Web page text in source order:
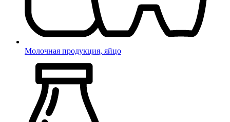
Молочная продукция, яйцо